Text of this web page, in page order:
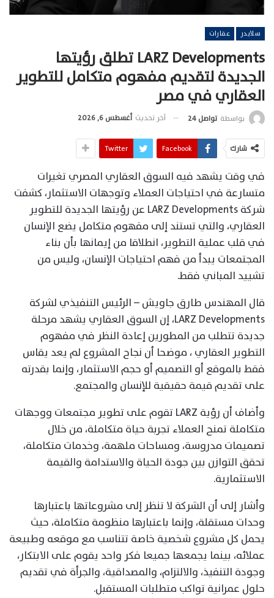
سلايدر عقارات
LARZ Developments تطلق رؤيتها
الجديدة لتقديم مفهوم متكامل للتطوير
العقاري في مصر
بواسطة تواصل 24 آخر تحديث أغسطس 6, 2026
شارك Facebook
Twitter
في وقت يشهد فيه السوق العقاري المصري تغيرات
متسارعة في احتياجات العملاء وتوجهات الاستثمار، كشفت
شركة LARZ Developments عن رؤيتها الجديدة للتطوير
العقاري، والتي تستند إلى مفهوم متكامل يضع الإنسان
في قلب عملية التطوير، انطلاقا من إيمانها بأن بناء
المجتمعات يبدأ من فهم احتياجات الإنسان، وليس من
تشييد المباني فقط.
قال المهندس طارق جاويش – الرئيس التنفيذي لشركة
LARZ Developments، إن السوق العقاري يشهد مرحلة
جديدة تتطلب من المطورين إعادة النظر في مفهوم
التطوير العقاري ، موضحا أن نجاح المشروع لم يعد يقاس
فقط بالموقع أو التصميم أو حجم الاستثمار، وإنما بقدرته
على تقديم قيمة حقيقية للإنسان والمجتمع.
وأضاف أن رؤية LARZ تقوم على تطوير مجتمعات ووجهات
متكاملة تمنح العملاء تجربة حياة متكاملة، من خلال
تصميمات مدروسة، ومساحات ملهمة، وخدمات متكاملة،
تحقق التوازن بين جودة الحياة والاستدامة والقيمة
الاستثمارية.
وأشار إلى أن الشركة لا تنظر إلى مشروعاتها باعتبارها
وحدات مستقلة، وإنما باعتبارها منظومة متكاملة، حيث
يحمل كل مشروع شخصية خاصة تتناسب مع موقعه وطبيعة
عملائه، بينما يجمعها جميعا فكر واحد يقوم على الابتكار،
وجودة التنفيذ، والالتزام، والمصداقية، والجرأة في تقديم
حلول عمرانية تواكب متطلبات المستقبل.